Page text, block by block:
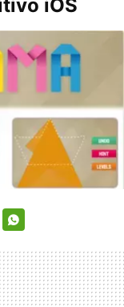
iOS